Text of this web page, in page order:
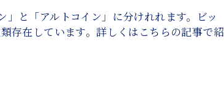
と「アルトコイン」に分けれれます。ビッ
存在しています。詳しくはこちらの記事で紹